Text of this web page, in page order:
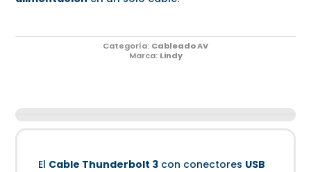
Categoría: Cableado AV
Marca: Lindy
El Cable Thunderbolt 3 con conectores USB